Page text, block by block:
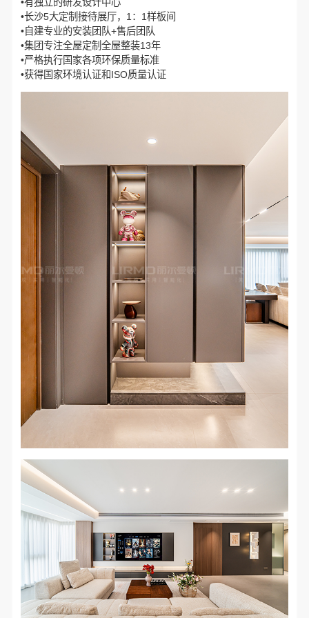
•长沙5大定制接待展厅，1：1样板间
•自建专业的安装团队+售后团队
•集团专注全屋定制全屋整装13年
•严格执行国家各项环保质量标准
•获得国家环境认证和ISO质量认证